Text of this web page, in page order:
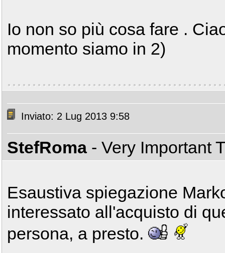
Io non so più cosa fare .
momento siamo in 2)
Inviato: 2 Lug 2013 9:58
StefRoma - Very Important
Esaustiva spiegazione
interessato all'acquisto di
persona, a presto.